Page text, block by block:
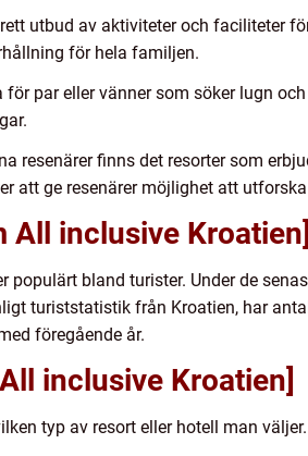
utbud av aktiviteter och faciliteter
för hela familjen.
par eller vänner som söker lugn
resenärer finns det resorter som
att ge resenärer möjlighet att
All inclusive Kroatien]
bland turister. Under de
turiststatistik från Kroatien, har
föregående år.
inclusive Kroatien]
typ av resort eller hotell man